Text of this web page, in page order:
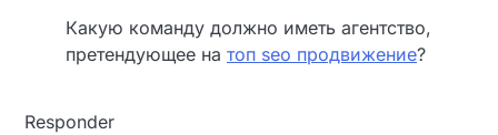
Какую команду должно иметь агентство,
претендующее на топ seo продвижение?
Responder